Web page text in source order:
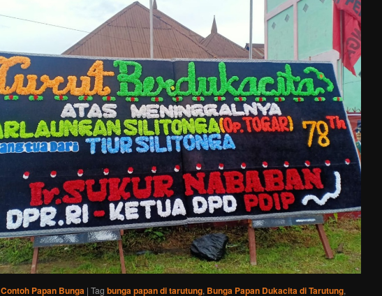
Contoh Papan Bunga | Tag bunga papan di tarutung, Bunga Papan Dukacita di Tarutung,